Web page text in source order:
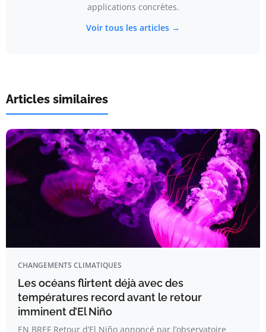
applications concrètes.
Voir tous les articles →
Articles similaires
CHANGEMENTS CLIMATIQUES
Les océans flirtent déjà avec des
températures record avant le retour
imminent d’El Niño
EN BREF Retour d’El Niño annoncé par l’observatoire